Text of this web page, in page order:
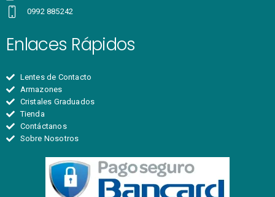
0992 885242
Enlaces Rápidos
Lentes de Contacto
Armazones
Cristales Graduados
Tienda
Contáctanos
Sobre Nosotros